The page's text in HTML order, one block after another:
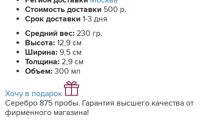
Стоимость доставки 500 р.
Срок доставки 1-3 дня
Средний вес: 230 гр.
Высота: 12,9 см
Ширина: 9,5 см
Толщина: 2,9 см
Объем: 300 мл
Хочу в подарок
Серебро 875 пробы. Гарантия высшего качества от
фирменного магазина!